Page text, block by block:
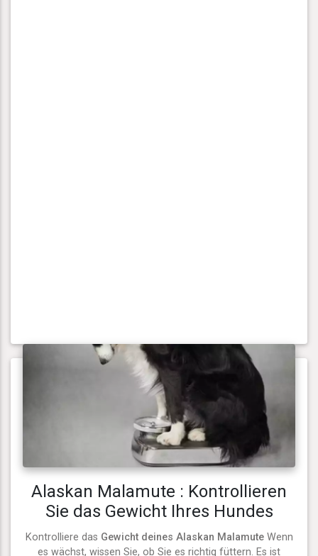
Alaskan Malamute : Kontrollieren
Sie das Gewicht Ihres Hundes
Kontrolliere das Gewicht deines Alaskan MalamuteWenn
es wächst, wissen Sie, ob Sie es richtig füttern. Es ist